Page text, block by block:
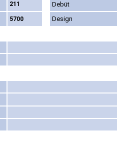
211
Debüt
5700 Design